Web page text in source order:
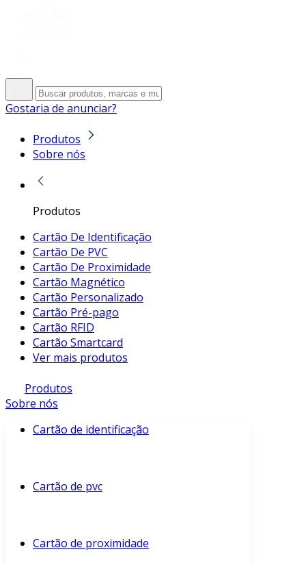
Gostaria de anunciar?
Produtos
Sobre nós
Produtos
Cartão De Identificação
Cartão De PVC
Cartão De Proximidade
Cartão Magnético
Cartão Personalizado
Cartão Pré-pago
Cartão RFID
Cartão Smartcard
Ver mais produtos
Produtos
Sobre nós
Cartão de identificação
Cartão de pvc
Cartão de proximidade